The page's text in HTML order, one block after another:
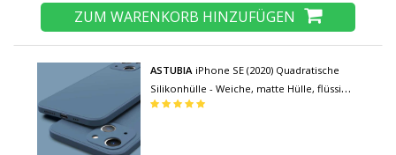
ZUM WARENKORB HINZUFÜGEN
ASTUBIA iPhone SE (2020) Quadratische
Silikonhülle - Weiche, matte Hülle, flüssige
Hülle, blau